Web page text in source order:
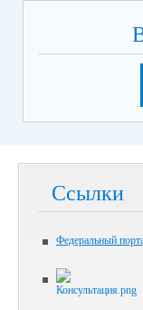
Ссылки
Федеральный